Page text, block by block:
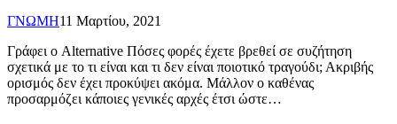
ΓΝΩΜΗ11 Μαρτίου, 2021
Γράφει ο Alternative Πόσες φορές έχετε βρεθεί σε συζήτηση
σχετικά με το τι είναι και τι δεν είναι ποιοτικό τραγούδι; Ακριβής
ορισμός δεν έχει προκύψει ακόμα. Μάλλον ο καθένας
προσαρμόζει κάποιες γενικές αρχές έτσι ώστε…